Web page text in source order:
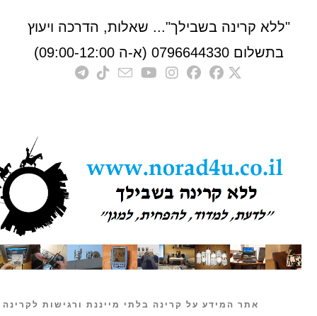
קרינה בשבילך"... שאלות, הדרכה ויעוץ
0796644330 (א-ה 09:00-12:00)
אתר המידע על קרינה בלתי מייננת ורגישות לקרינה